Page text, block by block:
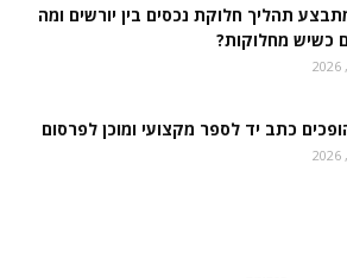
תהליך חלוקת נכסים בין יורשים ומה
כשיש מחלוקות?
כתב יד לספר מקצועי ומוכן לפרסום